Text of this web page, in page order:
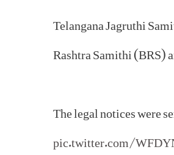
Telangana Jagruthi
Rashtra Samithi (BRS)
The legal notices were
pic.twitter.com/